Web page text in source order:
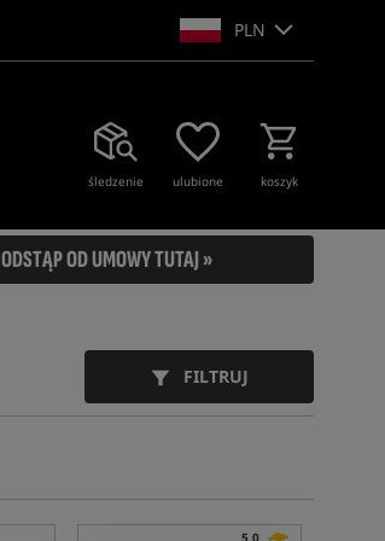
PLN
śledzenie ulubione koszyk
ODSTĄP OD UMOWY TUTAJ »
FILTRUJ
5,0